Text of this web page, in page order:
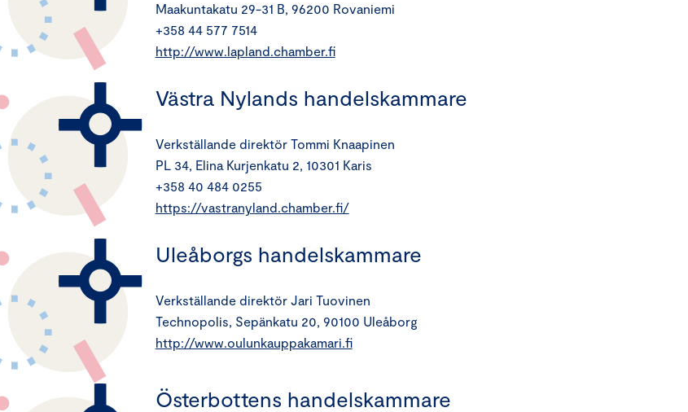
Maakuntakatu 29-31 B, 96200 Rovaniemi
+358 44 577 7514
http://www.lapland.chamber.fi
Västra Nylands handelskammare
Verkställande direktör Tommi Knaapinen
PL 34, Elina Kurjenkatu 2, 10301 Karis
+358 40 484 0255
https://vastranyland.chamber.fi/
Uleåborgs handelskammare
Verkställande direktör Jari Tuovinen
Technopolis, Sepänkatu 20, 90100 Uleåborg
http://www.oulunkauppakamari.fi
Österbottens handelskammare